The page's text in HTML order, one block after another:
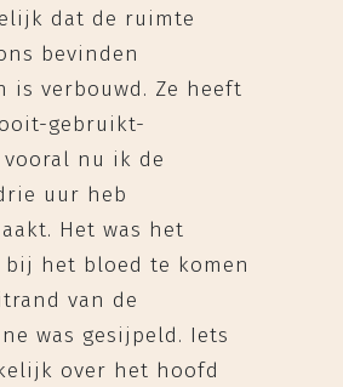
dat de ruimte
bevinden
is verbouwd. Ze heeft
gebruikt-
nu ik de
uur heb
Het was het
het bloed te komen
van de
was gesijpeld. Iets
over het hoofd